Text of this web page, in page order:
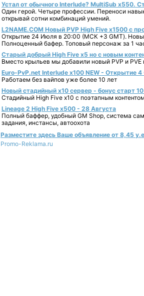
Устал от обычного Interlude? MultiSub x550.
Один герой. Четыре профессии. Переноси
открывай сотни комбинаций умений.
L2NAME.COM Новый PVP High Five x1500 с
Открытие 24 Июля в 20:00 (МСК +3 GMT).
Полноценный бафер. Топовый персонаж за 1
Старый добрый High Five x5 но с новым
Вместо крыльев мы добавили новый PVP и PVE
Euro-PvP.net Interlude х100 NEW - Открытие 4
Работаем без вайпов уже более 10 лет
Новый стадийный х10 сервер - бонус старт
Стадийный High Five x10 с поэтапным
Lineage 2 High Five x500 - 28 Августа
Полный баффер, удобный GM Shop, система
задания, инстансы, автоохота
Разместите здесь Ваше объявление от 8,45
Promo-Reklama.ru